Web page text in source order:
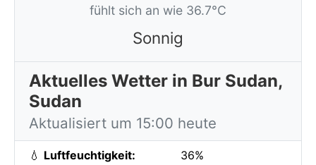
fühlt sich an wie 36.7°C
Sonnig
Aktuelles Wetter in Bur Sudan,
Sudan
Aktualisiert um 15:00 heute
💧 Luftfeuchtigkeit: 36%